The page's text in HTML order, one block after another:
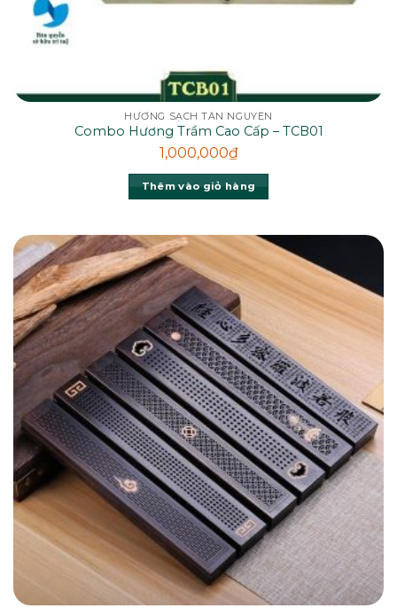
HƯƠNG SẠCH TÂN NGUYÊN
Combo Hương Trầm Cao Cấp – TCB01
1,000,000₫
Thêm vào giỏ hàng